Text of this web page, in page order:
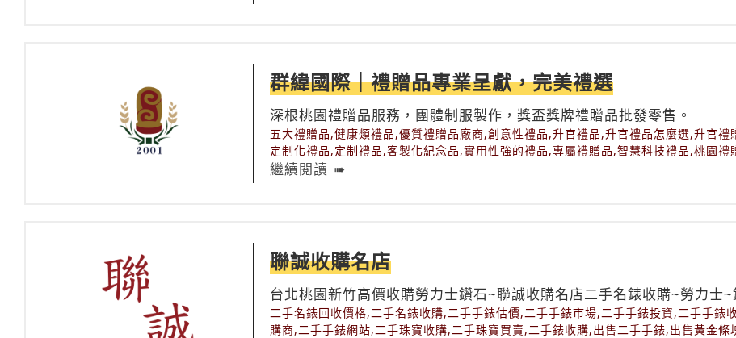
收購工作台水槽,新北餐飲設備回收,新竹餐飲設備回收,日式料理店回收,早餐店回收,桃
桃園餐飲設備回收,桌椅碗盤回收,水槽回收,流理台回收,火鍋店回收,炒台炒爐回收,炸雞
收,烘焙廚房設備回收,營業冰箱回收,營業商用冰箱,營業商用冰箱回收,營業用商用冷凍
冰機回收,玻璃冰箱回收,玻璃門冰箱回收,瑞興冰箱回收,白鐵不鏽鋼冰箱回,益芳封口機
冰箱,製冰機回收,西餐廚房設備回收,設備回收,豆花展示冰箱,豆花桶冰箱,飲料店二手設
收購,飲料店設備回收,餐廳收購回收,餐廳設備收購,餐飲設備行,高價現金回收,麵包食品
群緯國際｜禮贈品專業呈獻，完美禮選
深根桃園禮贈品服務，團體制服製作，獎盃獎牌禮贈品批發零售。
五大禮贈品,健康類禮品,優質禮贈品廠商,創意性禮品,升官禮品,升官禮品怎麼選,升官禮
定制化禮品,定制禮品,客製化紀念品,實用性強的禮品,專屬禮贈品,智慧科技禮品,桃園禮
品廠商,熱門禮贈品,禮贈品供應商,禮贈品市場,禮贈品廠商,禮贈品廠商推薦,贈品批發,體
繼續閱讀
聯誠收購名店
台北桃園新竹高價收購勞力士鑽石~聯誠收購名店二手名錶收購~勞力士
二手名錶回收價格,二手名錶收購,二手手錶估價,二手手錶市場,二手手錶投資,二手手錶
購商,二手手錶網站,二手珠寶收購,二手珠寶買賣,二手錶收購,出售二手手錶,出售黃金條